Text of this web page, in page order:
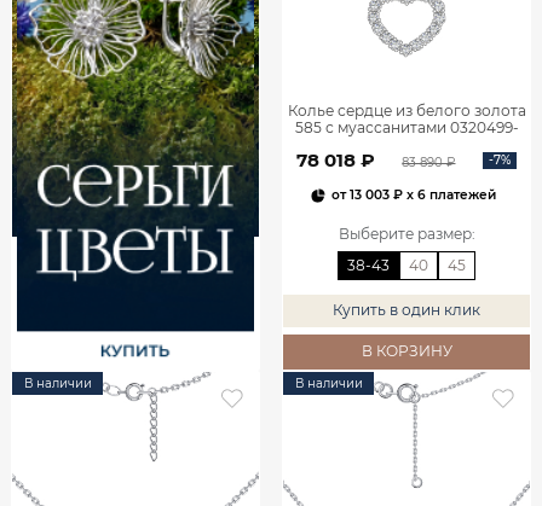
Колье сердце из белого золота
585 с муассанитами 0320499-
78 018 ₽ 83 890 ₽ -7%
от13 003 ₽ x 6 платежей
Выберите размер:
38-43
40 45
Купить в один клик
В КОРЗИНУ
В наличии В наличии